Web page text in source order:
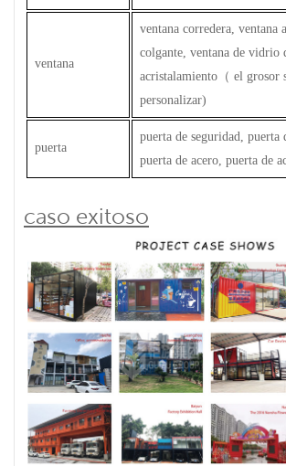
ventana
ventana corredera, ventana
colgante, ventana de vidrio
acristalamiento （ el grosor
personalizar)
puerta
puerta de seguridad, puerta
puerta de acero, puerta de
caso exitoso